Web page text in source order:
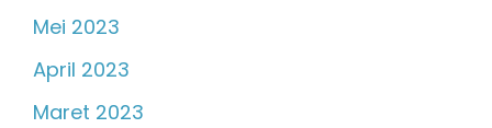
Mei 2023
April 2023
Maret 2023